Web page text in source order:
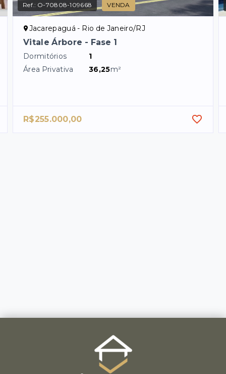
Ref.: O-70808-109668 VENDA
Jacarepaguá - Rio de Janeiro/RJ
Vitale Árbore - Fase 1
Dormitórios
1
Área Privativa
36,25m²
R$255.000,00